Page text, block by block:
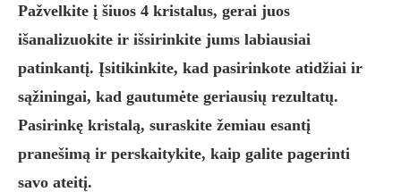
Pažvelkite į šiuos 4 kristalus, gerai juos
išanalizuokite ir išsirinkite jums labiausiai
patinkantį. Įsitikinkite, kad pasirinkote atidžiai ir
sąžiningai, kad gautumėte geriausių rezultatų.
Pasirinkę kristalą, suraskite žemiau esantį
pranešimą ir perskaitykite, kaip galite pagerinti
savo ateitį.